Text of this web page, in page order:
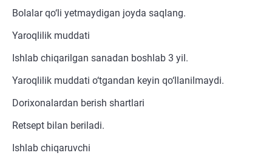
Bolalar qo‘li yetmaydigan joyda saqlang.
Yaroqlilik muddati
Ishlab chiqarilgan sanadan boshlab 3 yil.
Yaroqlilik muddati o‘tgandan keyin qo‘llanilmaydi.
Dorixonalardan berish shartlari
Retsept bilan beriladi.
Ishlab chiqaruvchi